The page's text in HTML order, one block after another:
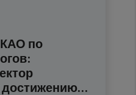
по
достижению